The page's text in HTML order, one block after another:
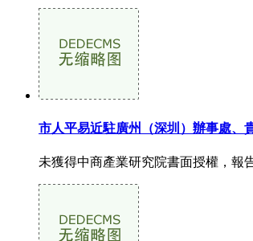
市人平易近駐廣州（深圳）辦事處、
未獲得中商產業研究院書面授權，報